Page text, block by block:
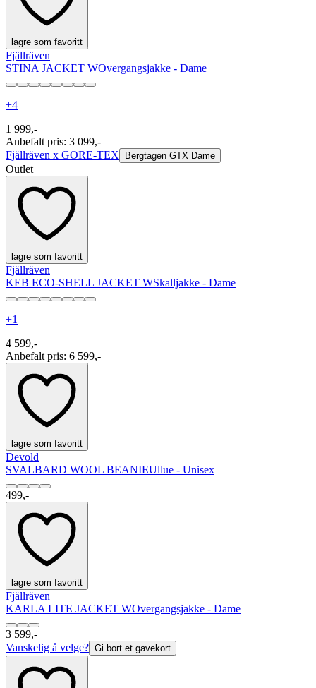
lagre som favoritt
Fjällräven
STINA JACKET WOvergangsjakke - Dame
+4
1 999,-
Anbefalt pris: 3 099,-
Fjällräven x GORE-TEX
Bergtagen GTX Dame
Outlet
lagre som favoritt
Fjällräven
KEB ECO-SHELL JACKET WSkalljakke - Dame
+1
4 599,-
Anbefalt pris: 6 599,-
lagre som favoritt
Devold
SVALBARD WOOL BEANIEUllue - Unisex
499,-
lagre som favoritt
Fjällräven
KARLA LITE JACKET WOvergangsjakke - Dame
3 599,-
Vanskelig å velge? Gi bort et gavekort